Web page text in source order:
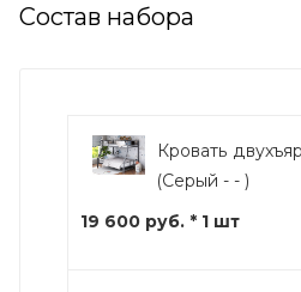
Состав набора
Кровать
(Серый - - )
19 600 руб. * 1 шт